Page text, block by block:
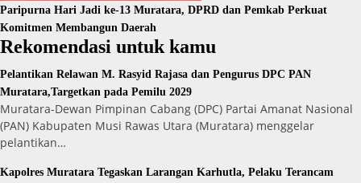
Paripurna Hari Jadi ke-13 Muratara, DPRD dan Pemkab Perkuat
Komitmen Membangun Daerah
Rekomendasi untuk kamu
Pelantikan Relawan M. Rasyid Rajasa dan Pengurus DPC PAN
Muratara,Targetkan pada Pemilu 2029
Muratara-Dewan Pimpinan Cabang (DPC) Partai Amanat Nasional
(PAN) Kabupaten Musi Rawas Utara (Muratara) menggelar
pelantikan…
Kapolres Muratara Tegaskan Larangan Karhutla, Pelaku Terancam